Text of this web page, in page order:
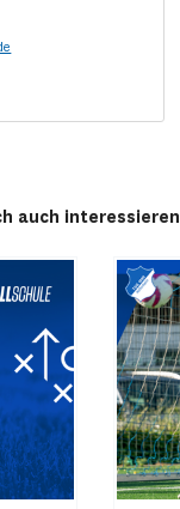
auch interessieren